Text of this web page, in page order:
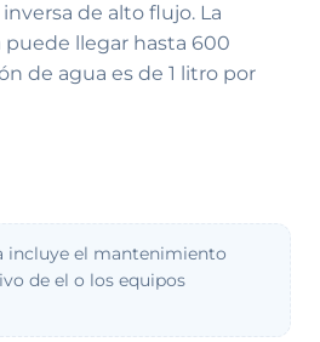
de alto flujo. La
llegar hasta 600
de agua es de 1 litro por
incluye el mantenimiento
de el o los equipos